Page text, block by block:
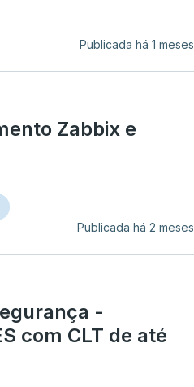
Publicada há 1 meses
Zabbix e
Publicada há 2 meses
-
com CLT de até